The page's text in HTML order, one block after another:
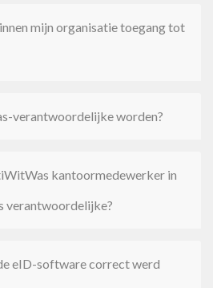
mijn organisatie toegang tot
verantwoordelijke worden?
kantoormedewerker in
verantwoordelijke?
eID-software correct werd